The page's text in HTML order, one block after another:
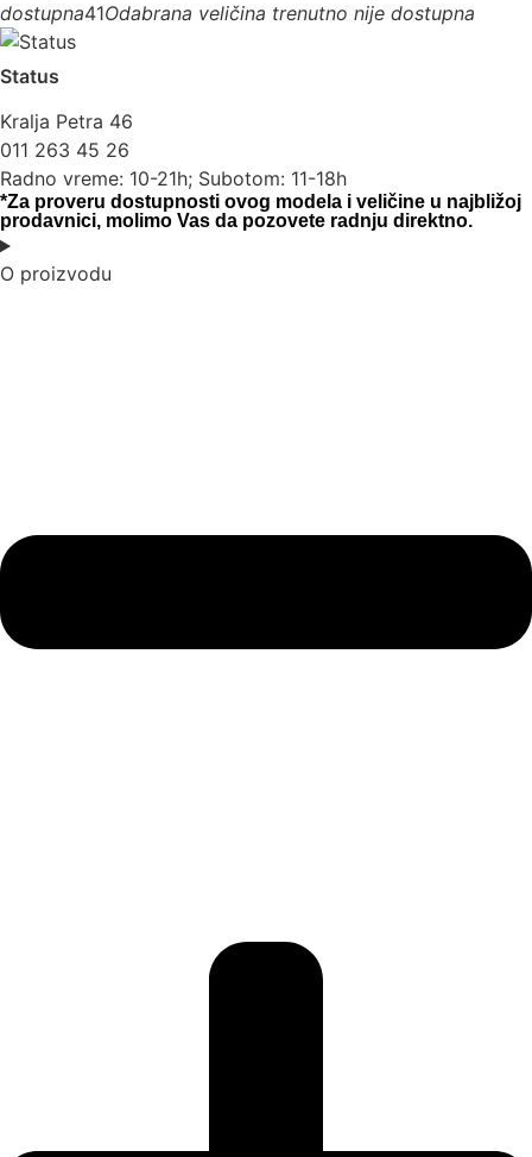
dostupna41Odabrana veličina trenutno nije dostupna
Status
Kralja Petra 46
011 263 45 26
Radno vreme: 10-21h; Subotom: 11-18h
*Za proveru dostupnosti ovog modela i veličine u najbližoj
prodavnici, molimo Vas da pozovete radnju direktno.
O proizvodu